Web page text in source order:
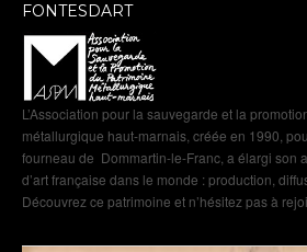
FONTESDART
L’Association pour la sauvegarde et la
métallurgique haut-marnais, créée en 1990,
fourneau de Dommartin-le-Franc, a élargi son
d’art française dans le monde : production,
Découvrez ce patrimoine et n’hésitez pas à